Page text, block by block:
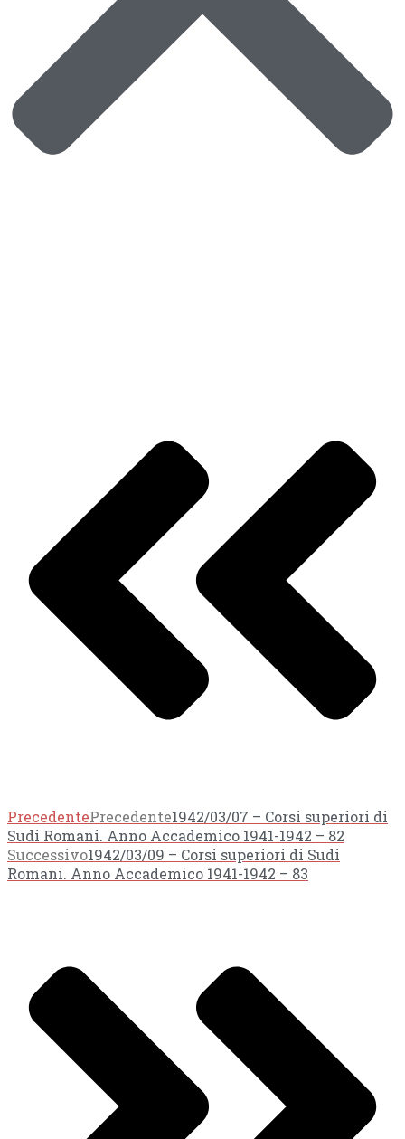
PrecedentePrecedente1942/03/07 – Corsi superiori di
Sudi Romani. Anno Accademico 1941-1942 – 82
Successivo1942/03/09 – Corsi superiori di Sudi
Romani. Anno Accademico 1941-1942 – 83